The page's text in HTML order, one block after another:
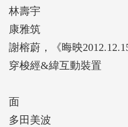
本展覽專輯收錄展出：藝
創作之全新參與式作品、
作品介紹以及六項主題概
概念與紀錄，回望展覽意
林壽宇
康雅筑
謝榕蔚，《晦映2012.12.15
穿梭經&緯互動裝置
面
多田美波